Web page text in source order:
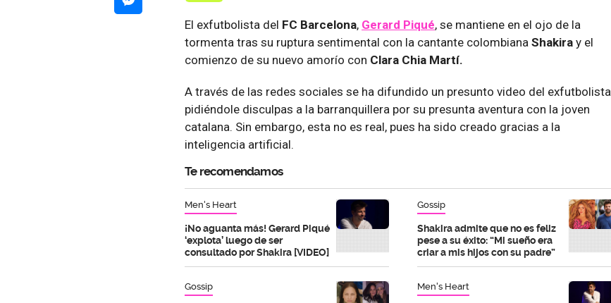
El exfutbolista del FC Barcelona, Gerard Piqué, se mantiene en el ojo de la
tormenta tras su ruptura sentimental con la cantante colombiana Shakira y el
comienzo de su nuevo amorío con Clara Chia Martí.
A través de las redes sociales se ha difundido un presunto video del exfutbolista
pidiéndole disculpas a la barranquillera por su presunta aventura con la joven
catalana. Sin embargo, esta no es real, pues ha sido creado gracias a la
inteligencia artificial.
Te recomendamos
Men's Heart
¡No aguanta más! Gerard Piqué
‘explota’ luego de ser
consultado por Shakira [VIDEO]
Gossip
Shakira admite que no es feliz
pese a su éxito: “Mi sueño era
criar a mis hijos con su padre”
Gossip Men's Heart